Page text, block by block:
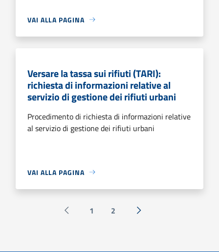
VAI ALLA PAGINA
Versare la tassa sui rifiuti (TARI):
richiesta di informazioni relative al
servizio di gestione dei rifiuti urbani
Procedimento di richiesta di informazioni relative
al servizio di gestione dei rifiuti urbani
VAI ALLA PAGINA
Pagina precedente
1 2 Successiva »